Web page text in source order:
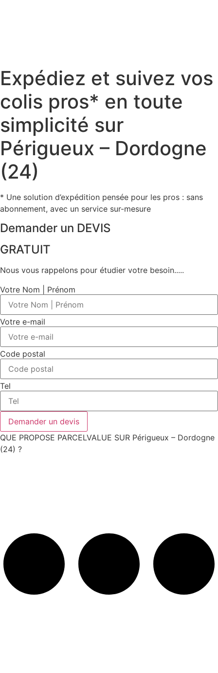
Expédiez et suivez vos
colis pros* en toute
simplicité sur
Périgueux – Dordogne
(24)
* Une solution d’expédition pensée pour les pros : sans
abonnement, avec un service sur-mesure
Demander un DEVIS
GRATUIT
Nous vous rappelons pour étudier votre besoin.....
Votre Nom | Prénom
Votre e-mail
Code postal
Tel
Demander un devis
QUE PROPOSE PARCELVALUE SUR Périgueux – Dordogne
(24) ?